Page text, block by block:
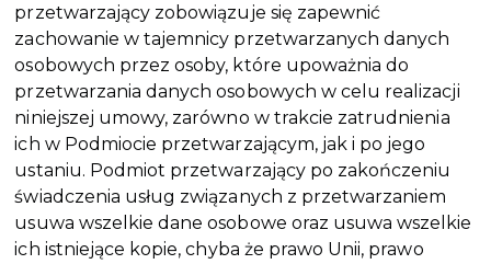
przetwarzający zobowiązuje się zapewnić
zachowanie w tajemnicy przetwarzanych danych
osobowych przez osoby, które upoważnia do
przetwarzania danych osobowych w celu realizacji
niniejszej umowy, zarówno w trakcie zatrudnienia
ich w Podmiocie przetwarzającym, jak i po jego
ustaniu. Podmiot przetwarzający po zakończeniu
świadczenia usług związanych z przetwarzaniem
usuwa wszelkie dane osobowe oraz usuwa wszelkie
ich istniejące kopie, chyba że prawo Unii, prawo